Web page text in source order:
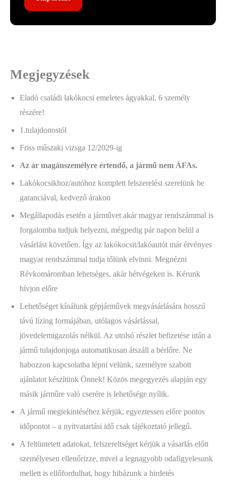
Megjegyzések
Eladó családi lakókocsi emeletes ágyakkal, 6 személy
részére!
1.tulajdonostól
Friss műszaki vizsga 12/2029-ig
Az ár magánszemélyre értendő, a jármű nem ÁFAs.
Lakókocsikhoz/autóhoz komplett felszerelést szerelünk be
garanciával, kedvező árakon
Megállapodás esetén a járművet akár magyar rendszámmal is
forgalomba tudjuk helyezni, mégpedig pár napon belül a
vásárlást követően. Így az lakókocsit/lakóautót már érvényes
magyar rendszámmal tudja tőlünk elvinni. Megnézni
Révkomáromban lehetséges, akár hétvégeken is. Kérunk
hívjon előre
Lehetőséget kínálunk gépjárművek megvásárlására hosszú
távú lízing formájában, utólagos vásárlással,
jövedelemigazolás nélkül. Az utolsó részlet befizetése után a
jármű tulajdonjoga automatikusan átszáll a bérlőre. Ne
habozzon kapcsolatba lépni velünk, személyre szabott
ajánlatot készítünk Önnek! Közös megegyezés alapján egy
másik járműre való cserére is lehetősége nyílik.
A jármű megtekintéséhez kérjük, egyeztessen előre pontos
időpontot – a nyitvatartási idő csak tájékoztató jellegű.
A feltüntetett adatokat, felszereltséget kérjük a vásarlás előtt
személyesen ellenőrizze, mivel a legnagyobb odafigyelesunk
mellett is ellőfordulhat, hogy hibázunk a hirdetés